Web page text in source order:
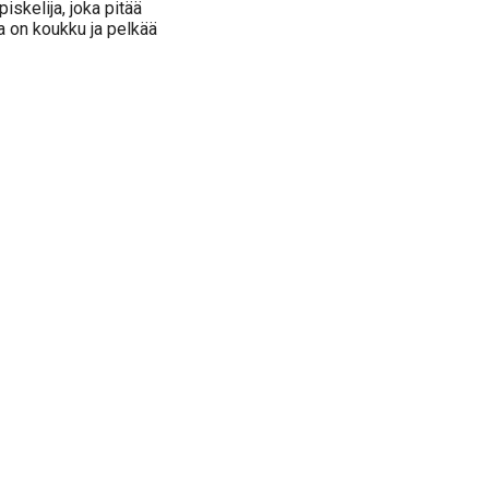
joka pitää
on koukku ja pelkää